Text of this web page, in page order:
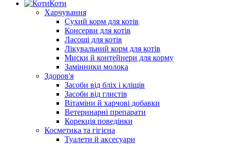
Коти
Харчування
Сухий корм для котів
Консерви для котів
Ласощі для котів
Лікувальний корм для котів
Миски й контейнери для корму
Замінники молока
Здоров'я
Засоби від бліх і кліщів
Засоби від глистів
Вітаміни й харчові добавки
Ветеринарні препарати
Корекція поведінки
Косметика та гігієна
Туалети й аксесуари